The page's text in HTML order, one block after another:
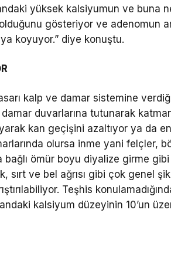
yüksek kalsiyumun ve buna
gösteriyor ve adenomun
koyuyor.” diye konuştu.
kalp ve damar sistemine
duvarlarına tutunarak
kan geçişini azaltıyor ya da
olursa inme yani felçler,
bağlı ömür boyu diyalize girme
sırt ve bel ağrısı gibi çok genel
Teşhis
kalsiyum düzeyinin 10’un